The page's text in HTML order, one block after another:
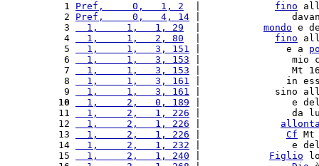
  1
Pref,     0,   1, 2 fino
  2
Pref,     0,   4, 14 |
  3
  1,     1,   1, 29
mondo e
  4
  1,     1,   2, 80
fino
  5
  1,     1,   3, 151
|               e a
  6
  1,     1,   3, 153
|                mio
  7
  1,     1,   3, 153
|                Mt
  8
  1,     1,   3, 161
|               in
  9
  1,     1,   3, 161
|             sino
10
  1,     2,   0, 189
|                e
11
  1,     2,   1, 226
|                da
12
  1,     2,   1, 226
13
  1,     2,   1, 226
Cf
14
  1,     2,   1, 232
|                e
15
  1,     2,   1, 240
Figlio